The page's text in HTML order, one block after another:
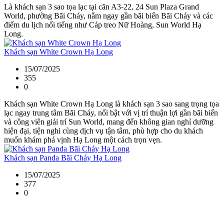
Là khách sạn 3 sao tọa lạc tại căn A3-22, 24 Sun Plaza Grand
World, phường Bãi Cháy, nằm ngay gần bãi biển Bãi Cháy và các
điểm du lịch nổi tiếng như Cáp treo Nữ Hoàng, Sun World Hạ
Long.
Khách sạn White Crown Hạ Long
15/07/2025
355
0
Khách sạn White Crown Hạ Long là khách sạn 3 sao sang trọng tọa
lạc ngay trung tâm Bãi Cháy, nổi bật với vị trí thuận lợi gần bãi biển
và công viên giải trí Sun World, mang đến không gian nghỉ dưỡng
hiện đại, tiện nghi cùng dịch vụ tận tâm, phù hợp cho du khách
muốn khám phá vịnh Hạ Long một cách trọn vẹn.
Khách sạn Panda Bãi Cháy Hạ Long
15/07/2025
377
0